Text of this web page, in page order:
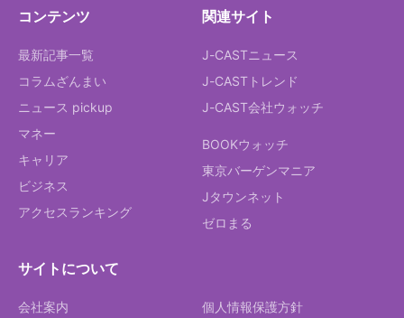
コンテンツ
最新記事一覧
コラムざんまい
ニュース pickup
マネー
キャリア
ビジネス
アクセスランキング
関連サイト
J-CASTニュース
J-CASTトレンド
J-CAST会社ウォッチ
BOOKウォッチ
東京バーゲンマニア
Jタウンネット
ゼロまる
サイトについて
会社案内 個人情報保護方針